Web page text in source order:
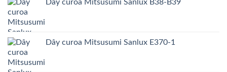
Dây curoa Mitsusumi Sanlux B38-B39
Dây curoa Mitsusumi Sanlux E370-1